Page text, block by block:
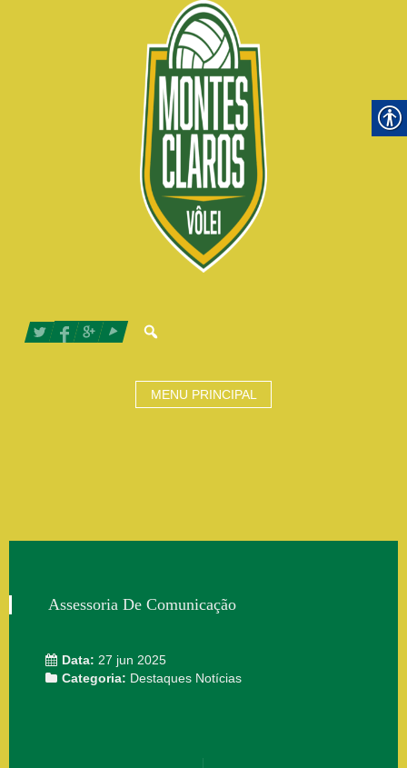
MENU PRINCIPAL
Assessoria De Comunicação
Data: 27 jun 2025
Categoria: Destaques Notícias